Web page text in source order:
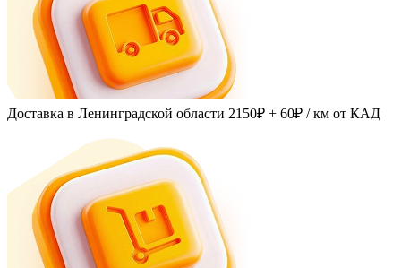
Доставка в Ленинградской области 2150₽ + 60₽ / км от КАД